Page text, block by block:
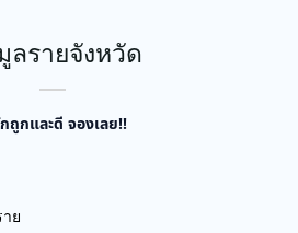
ลรายจังหวัด
ถูกและดี จองเลย!!
ย